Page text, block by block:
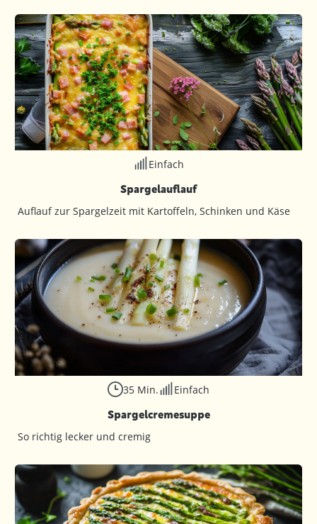
Einfach
Spargelauflauf
Auflauf zur Spargelzeit mit Kartoffeln, Schinken und Käse
35 Min. Einfach
Spargelcremesuppe
So richtig lecker und cremig